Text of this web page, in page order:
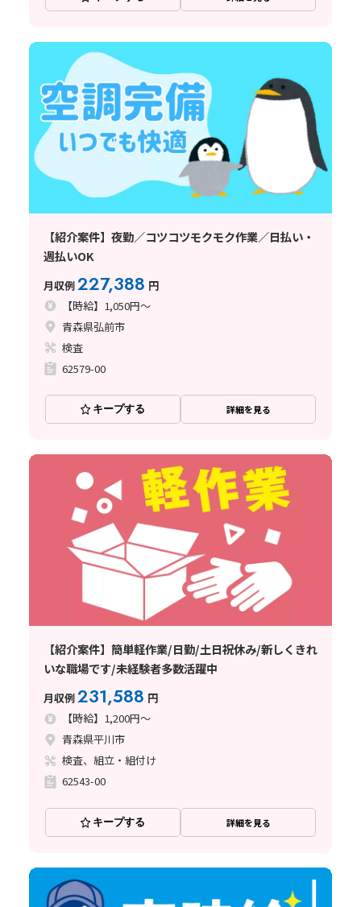
【紹介案件】夜勤／コツコツモクモク作業／日払い・
週払いOK
月収例227,388 円
【時給】1,050円～
青森県弘前市
検査
62579-00
キープする 詳細を見る
【紹介案件】簡単軽作業/日勤/土日祝休み/新しくきれ
いな職場です/未経験者多数活躍中
月収例231,588 円
【時給】1,200円～
青森県平川市
検査、組立・組付け
62543-00
キープする 詳細を見る